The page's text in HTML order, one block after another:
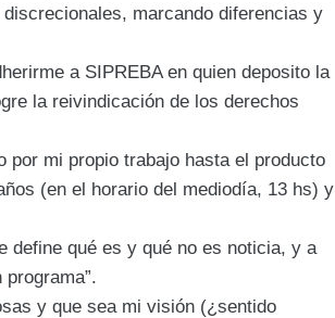
marcando diferencias y
a SIPREBA en quien deposito la
la reivindicación de los derechos
por mi propio trabajo hasta el producto
(en el horario del mediodía, 13 hs) y
define qué es y qué no es noticia, y a
y que sea mi visión (¿sentido